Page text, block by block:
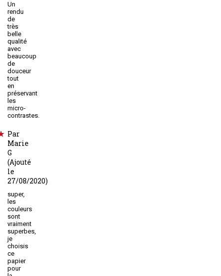
Un
rendu
de
très
belle
qualité
avec
beaucoup
de
douceur
tout
en
préservant
les
micro-
contrastes.
Par
Marie
G
(Ajouté
le
27/08/2020)
super,
les
couleurs
sont
vraiment
superbes,
je
choisis
ce
papier
pour